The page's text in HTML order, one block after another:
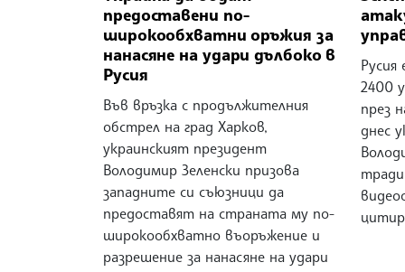
предоставени по-
широкообхватни оръжия за
нанасяне на удари дълбоко в
Русия
Във връзка с продължителния
обстрел на град Харков,
украинският президент
Володимир Зеленски призова
западните си съюзници да
предоставят на страната му по-
широкообхватно въоръжение и
разрешение за нанасяне на удари
Русия
2400
през
днес